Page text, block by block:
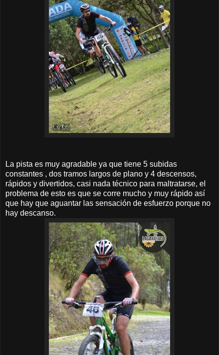
La pista es muy agradable ya que tiene 5 subidas
constantes , dos tramos largos de plano y 4 descensos,
rápidos y divertidos, casi nada técnico para maltratarse, el
problema de esto es que se corre mucho y muy rápido así
que hay que aguantar las sensación de esfuerzo porque no
hay descanso.